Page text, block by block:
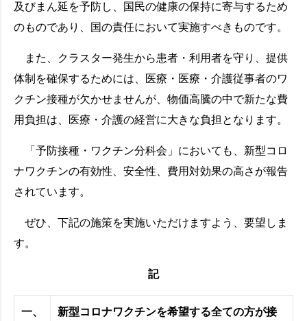
及びまん延を予防し、国民の健康の保持に寄与するため
のものであり、国の責任において実施すべきものです。
また、クラスター発生から患者・利用者を守り、提供
体制を確保するためには、医療・医療・介護従事者のワ
クチン接種が欠かせませんが、物価高騰の中で新たな費
用負担は、医療・介護の経営に大きな負担となります。
「予防接種・ワクチン分科会」においても、新型コロ
ナワクチンの有効性、安全性、費用対効果の高さが報告
されています。
ぜひ、下記の施策を実施いただけますよう、要望しま
す。
記
一、
新型コロナワクチンを希望する全ての方が接